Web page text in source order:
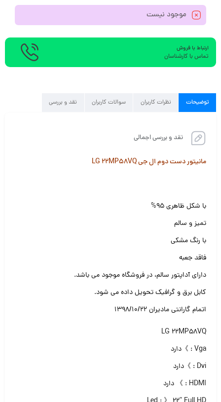
موجود نیست
ارتباط با فروش
تماس با کارشناسان
توضیحات نظرات کاربران سوالات کاربران نقد و بررسی
نقد و بررسی اجمالی
مانیتور دست دوم ال جی LG 22MP58VQ
با شکل ظاهری ۹۵%
تمیز و سالم
با رنگ مشکی
فاقد جعبه
دارای آداپتور سالم، در فروشگاه موجود می باشد.
کابل برق و گرافیک تحویل داده می شود.
اتمام گارانتی مادیران ۱۳۹۸/۱۰/۲۲
LG 22MP58VQ
Vga : 》دارد
Dvi : 》دارد
HDMI : 》 دارد